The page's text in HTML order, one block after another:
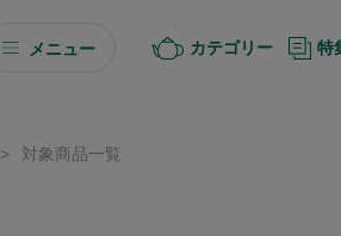
メニュー カテゴリー 特
> 対象商品一覧